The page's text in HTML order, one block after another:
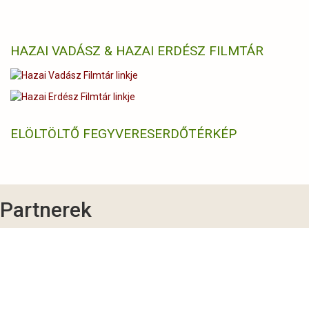
HAZAI VADÁSZ & HAZAI ERDÉSZ FILMTÁR
ELÖLTÖLTŐ FEGYVERESERDŐTÉRKÉP
Partnerek